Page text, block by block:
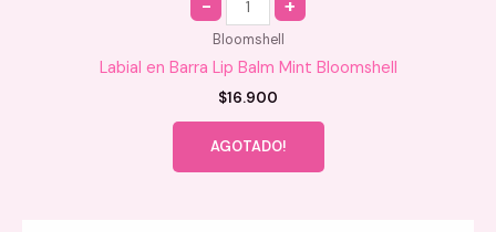
Bloomshell
Labial en Barra Lip Balm Mint Bloomshell
$16.900
AGOTADO!